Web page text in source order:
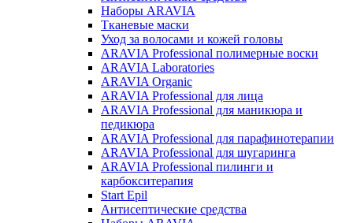
Наборы ARAVIA
Тканевые маски
Уход за волосами и кожей головы
ARAVIA Professional полимерные воски
ARAVIA Laboratories
ARAVIA Organic
ARAVIA Professional для лица
ARAVIA Professional для маникюра и
педикюра
ARAVIA Professional для парафинотерапии
ARAVIA Professional для шугаринга
ARAVIA Professional пилинги и
карбокситерапия
Start Epil
Антисептические средства